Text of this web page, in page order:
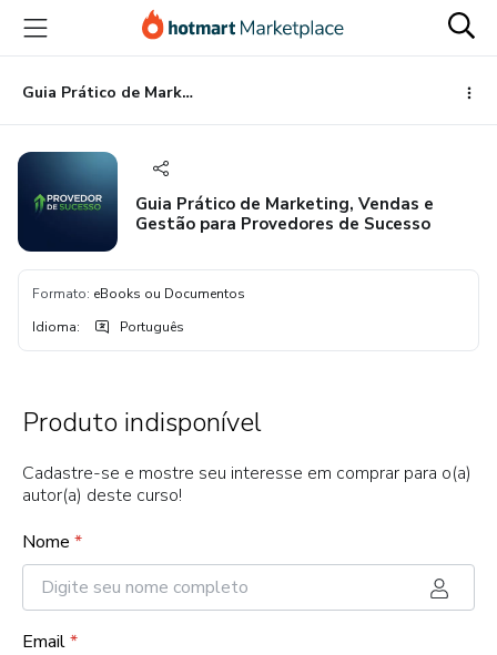
para
conteúdo
principal
para
pagamento
para
rodapé
Guia Prático de Marketing, Vendas e Gestão para Provedores de Sucesso
Guia Prático de Marketing, Vendas e
Gestão para Provedores de Sucesso
Formato: eBooks ou Documentos
Idioma: Português
Produto indisponível
Cadastre-se e mostre seu interesse em comprar para o(a)
autor(a) deste curso!
Nome *
Email*